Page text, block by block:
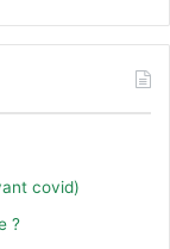
covid)
?